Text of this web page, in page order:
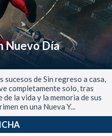
Nuevo Día
sucesos de Sin regreso a casa,
completamente solo, tras
la vida y la memoria de sus
en una Nueva Y...